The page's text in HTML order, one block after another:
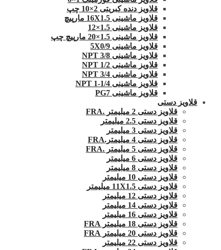
قلاویز دنده کبریتی 2×10 چپ
قلاویز ماشینی 16X1.5 مارپیچ
قلاویز ماشینی 1.5×12
قلاویز ماشینی 1.5×20 مارپیچ چپ
قلاویز ماشینی 5X0/9
قلاویز ماشینی 3/8 NPT
قلاویز ماشینی 1/2 NPT
قلاویز ماشینی 3/4 NPT
قلاویز ماشینی 1/4-1 NPT
قلاویز ماشینی PG7
قلاویز دستی
قلاویز دستی 2 میلیمتر .FRA
قلاویز دستی 2.5 میلیمتر
قلاویز دستی 3 میلیمتر
قلاویز دستی 4 میلیمتر.FRA
قلاویز دستی 5 میلیمتر .FRA
قلاویز دستی 6 میلیمتر
قلاویز دستی 8 میلیمتر
قلاویز دستی 10 میلیمتر
قلاویز دستی 11X1.5 میلیمتر
قلاویز دستی 12 میلیمتر
قلاویز دستی 14 میلیمتر
قلاویز دستی 16 میلیمتر
قلاویز دستی 18 میلیمتر FRA
قلاویز دستی 20 میلیمتر FRA
قلاویز دستی 22 میلیمتر